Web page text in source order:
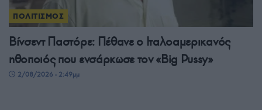
ΠΟΛΙΤΙΣΜΟΣ
Βίνσεντ Παστόρε: Πέθανε ο Ιταλοαμερικανός
ηθοποιός που ενσάρκωσε τον «Big Pussy»
2/08/2026 - 2:49μμ